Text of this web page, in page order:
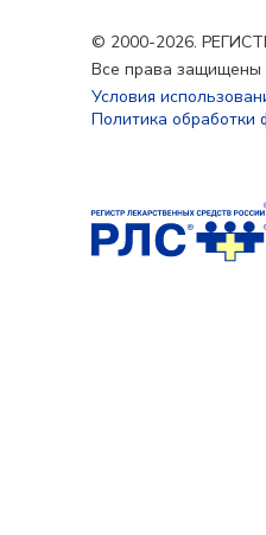
© 2000-2026.
Все права защищены
Условия
Политика обработки